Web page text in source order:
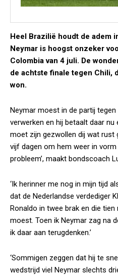
Heel Brazilië houdt de adem
Neymar is hoogst onzeker
Colombia van 4 juli. De
de achtste finale tegen Chili,
won.
Neymar moest in de partij tegen
verwerken en hij betaalt daar nu
moet zijn gezwollen dij wat rust
vijf dagen om hem weer in
probleem’, maakt bondscoach
‘Ik herinner me nog in mijn tijd
dat de Nederlandse verdediger
Ronaldo in twee brak en die
moest. Toen ik Neymar zag na
ik daar aan terugdenken.’
‘Sommigen zeggen dat hij te
wedstrijd viel Neymar slechts